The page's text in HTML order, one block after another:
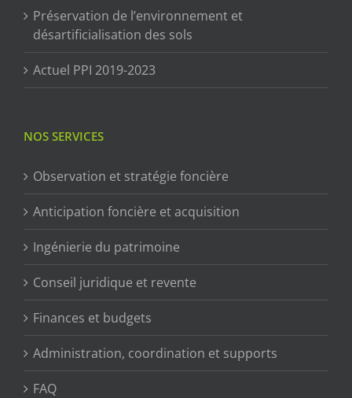
Préservation de l’environnement et
désartificialisation des sols
Actuel PPI 2019-2023
NOS SERVICES
Observation et stratégie foncière
Anticipation foncière et acquisition
Ingénierie du patrimoine
Conseil juridique et revente
Finances et budgets
Administration, coordination et supports
FAQ